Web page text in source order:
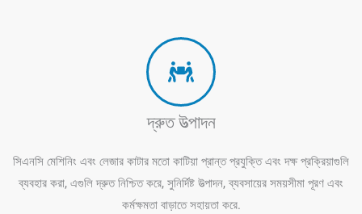
দ্রুত উত্পাদন
সিএনসি মেশিনিং এবং লেজার কাটার মতো কাটিয়া প্রান্ত প্রযুক্তি এবং দক্ষ প্রক্রিয়াগুলি
ব্যবহার করা, এগুলি দ্রুত নিশ্চিত করে, সুনির্দিষ্ট উত্পাদন, ব্যবসায়ের সময়সীমা পূরণ এবং
কর্মক্ষমতা বাড়াতে সহায়তা করে.